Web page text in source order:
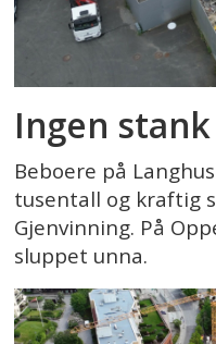
Ingen
Beboere på
tusentall og kraftig
Gjenvinning. På
sluppet unna.